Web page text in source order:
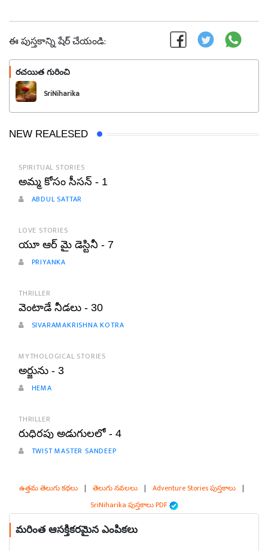
ఈ పుస్తకాన్ని షేర్ చేయండి:
రచయిత గురించి
SriNiharika
NEW REALESED
SPIRITUAL STORIES
అమ్మ కోసం సీసన్ - 1
ABDUL SATTAR
LOVE STORIES
యూ ఆర్ మై డెస్టినీ - 7
PRIYANKA
THRILLER
వెంటాడే నీడలు - 30
SIVARAMAKRISHNA KOTRA
MYTHOLOGICAL STORIES
అర్జును - 3
HEMA
THRILLER
రుధిరపు అడుగులలో - 4
TWIST MASTER SANDEEP
ఉత్తమ తెలుగు కథలు | తెలుగు నవలలు | Adventure Stories పుస్తకాలు |
SriNiharika పుస్తకాలు PDF
మరింత ఆసక్తికరమైన ఎంపికలు